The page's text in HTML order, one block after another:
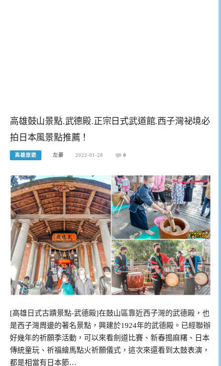
高雄鼓山景點.武德殿.正宗日式武道館.西子灣祕境必
拍日本風景點推薦！
高雄旅遊 左豪 2022-01-28 0
[高雄日式古蹟景點-武德殿]在鼓山區靠近西子灣的武德殿，也
是西子灣周邊的著名景點，興建於1924年的武德殿。已經聯辦
好幾年的祈願季活動，可以來看劍道比賽、新春搗麻糬、日本
傳統童玩、祈福繪馬點火祈願儀式，這次來還看到太鼓表演，
都是相當有日本節…